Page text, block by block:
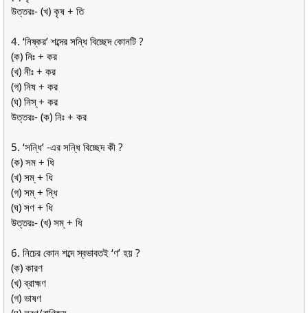
উত্তরঃ- (খ) কৃষ + তি
4. ‘নিষ্কর’ শব্দের সন্ধি বিচ্ছেদ কোনটি ?
(ক) নিঃ + কর
(খ) নীঃ + কর
(গ) নিষ + কর
(ঘ) নিস্ + কর
উত্তরঃ- (ক) নিঃ + কর
5. ‘সন্ধি’ -এর সন্ধি বিচ্ছেদ কী ?
(ক) সম + ধি
(খ) সম্ + ধি
(গ) সম্ + ন্ধি
(ঘ) সণ + ধি
উত্তরঃ- (খ) সম্ + ধি
6. নিচের কোন শব্দে স্বভাবতই ‘ণ’ হয় ?
(ক) কারণ
(খ) ব্রাহ্মণ
(গ) ভাষণ